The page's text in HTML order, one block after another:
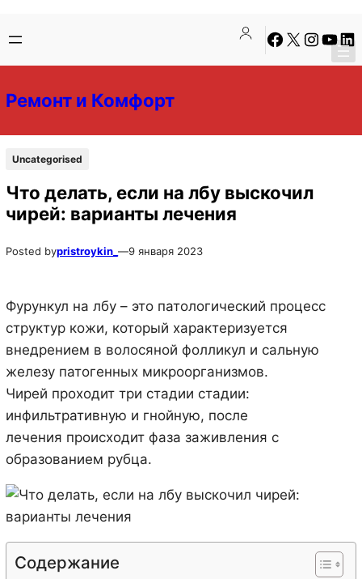
содержимому
содержимому
Facebook
X Instagram
Ремонт и Комфорт
Uncategorised
Что делать, если на лбу выскочил
чирей: варианты лечения
Posted bypristroykin_ —9 января 2023
Фурункул на лбу – это патологический процесс
структур кожи, который характеризуется
внедрением в волосяной фолликул и сальную
железу патогенных микроорганизмов.
Чирей проходит три стадии стадии:
инфильтративную и гнойную, после
лечения происходит фаза заживления с
образованием рубца.
Содержание